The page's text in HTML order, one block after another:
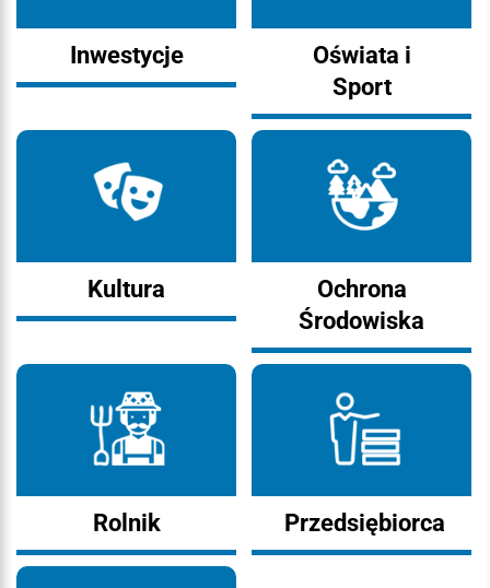
Inwestycje
Oświata i
Sport
Kultura
Ochrona
Środowiska
Rolnik Przedsiębiorca